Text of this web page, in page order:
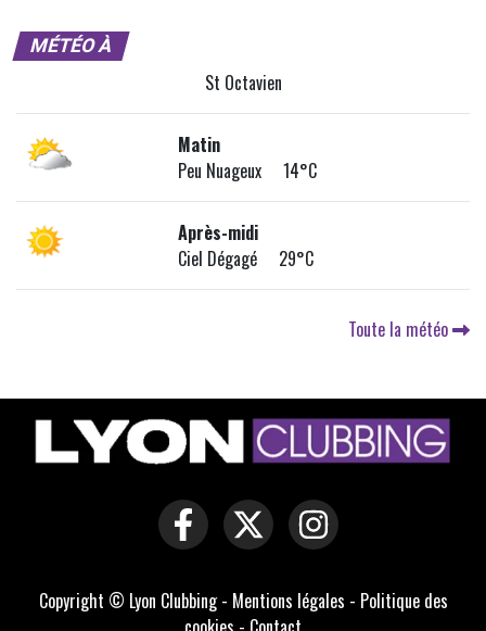
MÉTÉO À
St Octavien
Matin
Peu Nuageux 14°C
Après-midi
Ciel Dégagé 29°C
Toute la météo
Copyright © Lyon Clubbing - Mentions légales - Politique des